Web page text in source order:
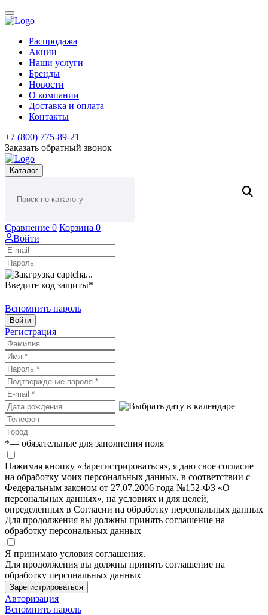
Распродажа
Акции
Наши услуги
Бренды
Новости
О компании
Доставка и оплата
Контакты
+7 (800) 775-89-21
Заказать обратный звонок
Каталог
Сравнение 0 Корзина 0
Войти
Введите код защиты*
Вспомнить пароль
Войти
Регистрация
*— обязательные для заполнения поля
Нажимая кнопку «Зарегистрироваться», я даю свое согласие
на обработку моих персональных данных, в соответствии с
Федеральным законом от 27.07.2006 года №152-ФЗ «О
персональных данных», на условиях и для целей,
определенных в Согласии на обработку персональных данных
Для продолжения вы должны принять соглашение на
обработку персональных данных
Я принимаю условия соглашения.
Для продолжения вы должны принять соглашение на
обработку персональных данных
Зарегистрироваться
Авторизация
Вспомнить пароль